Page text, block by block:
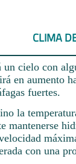
CLIMA
cielo con
en aumento
fuertes.
la
mantenerse
con una